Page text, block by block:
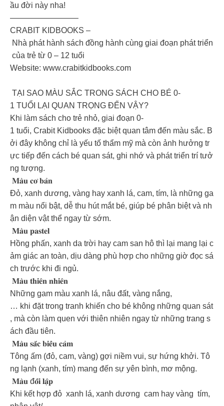
ầu đời này nha!
————————–
CRABIT KIDBOOKS –
Nhà phát hành sách đồng hành cùng giai đoạn phát triển
của trẻ từ 0 – 12 tuổi
Website: www.crabitkidbooks.com
TẠI SAO MÀU SẮC TRONG SÁCH CHO BÉ 0-
1 TUỔI LẠI QUAN TRỌNG ĐẾN VẬY?
Khi làm sách cho trẻ nhỏ, giai đoạn 0-
1 tuổi, Crabit Kidbooks đặc biệt quan tâm đến màu sắc. B
ởi đây không chỉ là yếu tố thẩm mỹ mà còn ảnh hưởng tr
ực tiếp đến cách bé quan sát, ghi nhớ và phát triển trí tưở
ng tượng.
𝐌𝐚̀𝐮 𝐜𝐨̛ 𝐛𝐚̉𝐧
Đỏ, xanh dương, vàng hay xanh lá, cam, tím, là những ga
m màu nổi bật, dễ thu hút mắt bé, giúp bé phân biệt và nh
ận diện vật thể ngay từ sớm.
𝐌𝐚̀𝐮 𝐩𝐚𝐬𝐭𝐞𝐥
Hồng phấn, xanh da trời hay cam san hô thì lại mang lại c
ảm giác an toàn, dịu dàng phù hợp cho những giờ đọc sá
ch trước khi đi ngủ.
𝐌𝐚̀𝐮 𝐭𝐡𝐢𝐞̂𝐧 𝐧𝐡𝐢𝐞̂𝐧
Những gam màu xanh lá, nâu đất, vàng nắng,
… khi đặt trong tranh khiến cho bé không những quan sát
, mà còn làm quen với thiên nhiên ngay từ những trang s
ách đầu tiên.
𝐌𝐚̀𝐮 𝐬𝐚̆́𝐜 𝐛𝐢𝐞̂̉𝐮 𝐜𝐚̉𝐦
Tông ấm (đỏ, cam, vàng) gợi niềm vui, sự hứng khởi. Tô
ng lạnh (xanh, tím) mang đến sự yên bình, mơ mộng.
𝐌𝐚̀𝐮 đ𝐨̂́𝐢 𝐥𝐚̣̂𝐩
Khi kết hợp đỏ xanh lá, xanh dương cam hay vàng tím,